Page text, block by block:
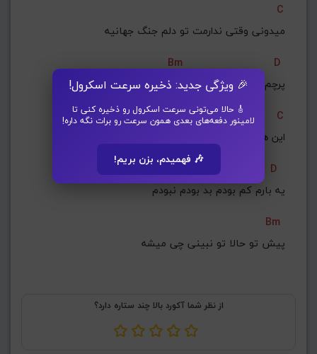
🎉 ویژگی جدید: ذخیره سرعت اسکرول!
🎸 حالا می‌تونی سرعت اسکرول رو ذخیره کنی تا
لامینور دفعه‌های بعدی همون سرعت رو برات نگه داره!
🎶 فهمیدم، بزن بریم!
C
میدونی وقتی ندارمت تو دلم جنگ جهانیه
Bm
D
پرچم سفیده تو دستم آخه نداشتن تو جنگ روانیه
C
این همه خواستمت پشت سرت هواتو دارمت
D
یه بارم کم بودم بد بودم نبودم
Bm
پیش تو حالا تو نبینی چی میشه
از نظر شما آکورد بالا چند ستاره دارد؟